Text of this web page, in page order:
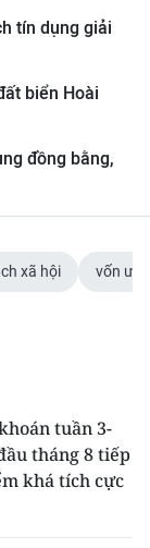
tín dụng giải
biển Hoài
đồng bằng,
xã hội vốn ưu
tuần 3-
tháng 8 tiếp
khá tích cực